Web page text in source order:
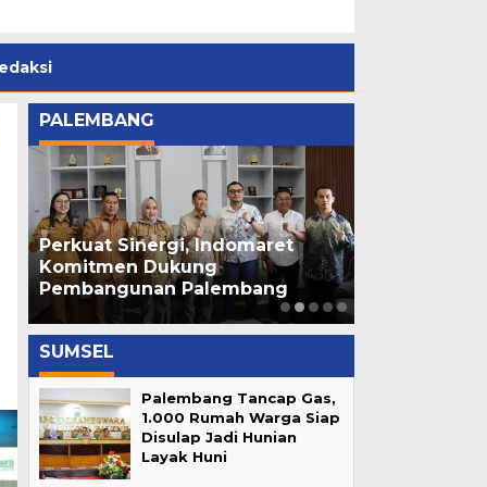
PALEMBANG
Perkuat Sinergi, Indomaret
Komitmen Dukung
Pembangunan Palembang
SUMSEL
Palembang Tancap Gas,
1.000 Rumah Warga Siap
Disulap Jadi Hunian
Layak Huni